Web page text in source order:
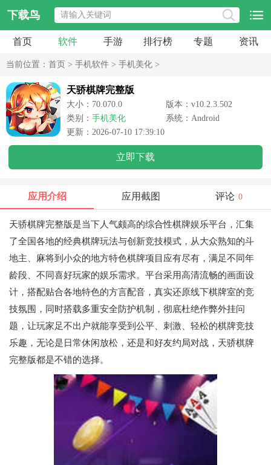
下载鸟
首页 软件 手游 排行榜 专题 资讯
当前位置： 首页 > 手机软件 > 手机美化 >
天骄棋牌完整版
大小：70.070.0
版本：v10.2.3.502
类别： 手机美化
系统：Android
更新：2026-07-10 17:39:10
立即下载
应用介绍 应用截图 评论 0
天骄棋牌完整版是当下人气颇高的综合性棋牌娱乐平台，汇集
了全国各地的经典棋牌玩法与创新竞技模式，从大众熟知的斗
地主、麻将到小众的地方特色棋牌项目应有尽有，满足不同年
龄段、不同喜好玩家的娱乐需求。平台采用高清流畅的画面设
计，搭配贴合各地特色的方言配音，真实还原线下棋牌室的竞
技氛围，同时搭载多重安全防护机制，彻底杜绝作弊外挂问
题，让玩家足不出户就能享受到公平、刺激、轻松的棋牌竞技
乐趣，无论是日常休闲放松，还是和好友约局对战，天骄棋牌
完整版都是不错的选择。